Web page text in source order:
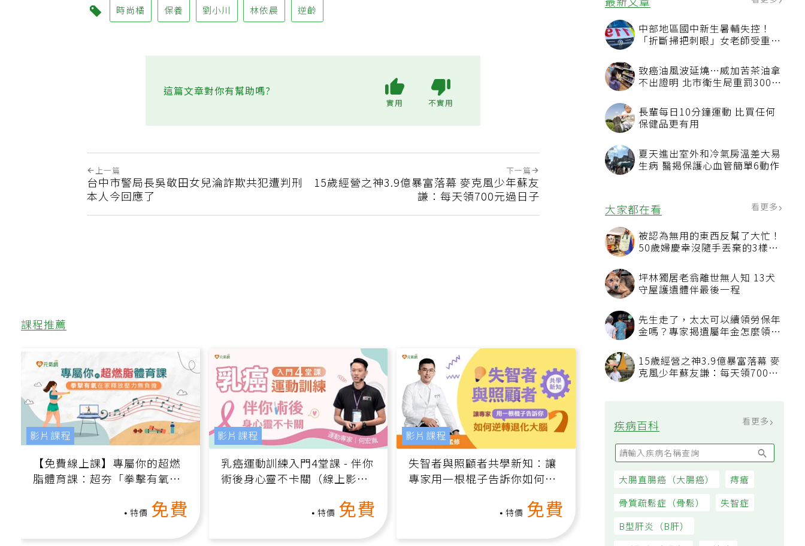
最新文章 看更多
中部地區國中新生暑輔失控！
「折斷掃把刺眼」女老師受重傷
致癌油風波延燒…威加苦茶油拿
不出證明 北市衛生局重罰300萬
長輩每日10分鐘運動 比買任何
保健品更有用
夏天進出室外和冷氣房溫差大易
生病 醫揭保護心血管簡單6動作
大家都在看
被認為無用的東西反幫了大忙！
50歲婦慶幸沒隨手丟棄的3樣物
坪林獨居老翁離世無人知 13犬
守屋護遺體伴最後一程
先生走了，太太可以續領勞保年
看順位還要看資格
15歲經營之神3.9億暴富落幕 麥
疾病百科
時尚橘 保養 劉小川 林依晨 逆齡
這篇文章對你有幫助嗎?
上一篇
台中市警局長吳敬田女兒淪詐欺共犯遭判刑
本人今回應了
下一篇
15歲經營之神3.9億暴富落幕 麥克風少年蘇友
謙：每天領700元過日子
課程推薦
【免費線上課】專屬你的超燃
脂體育課：超夯「拳擊有氧」
高壓族在家釋放壓力無負擔
免費
影片課程
乳癌運動訓練入門4堂課 - 伴你
術後身心靈不卡關（線上影音
免費
影片課程
失智者與照顧者共學新知：讓
專家用一根棍子告訴你如何逆
轉退化大腦（線上影音課）
免費
影片課程